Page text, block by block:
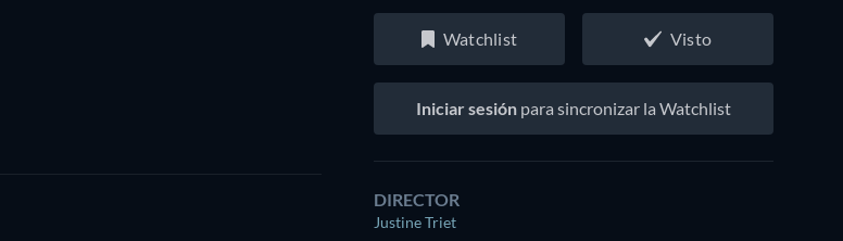
Watchlist Visto
Iniciar sesión para sincronizar la Watchlist
DIRECTOR
Justine Triet